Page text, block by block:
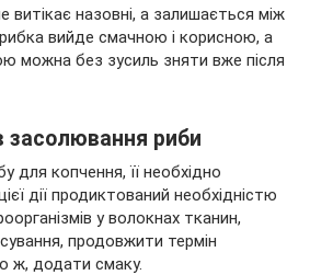
витікає назовні, а залишається між
вийде смачною і корисною, а
можна без зусиль зняти вже після
засолювання риби
для копчення, її необхідно
дії продиктований необхідністю
у волокнах тканин,
продовжити термін
ж, додати смаку.